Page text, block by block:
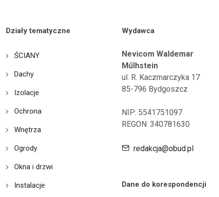
Działy tematyczne
ŚCIANY
Dachy
Izolacje
Ochrona
Wnętrza
Ogrody
Okna i drzwi
Instalacje
Wydawca
Nevicom Waldemar
Műlhstein
ul. R. Kaczmarczyka 17
85-796 Bydgoszcz
NIP: 5541751097
REGON: 340781630
redakcja@obud.pl
Dane do korespondencji